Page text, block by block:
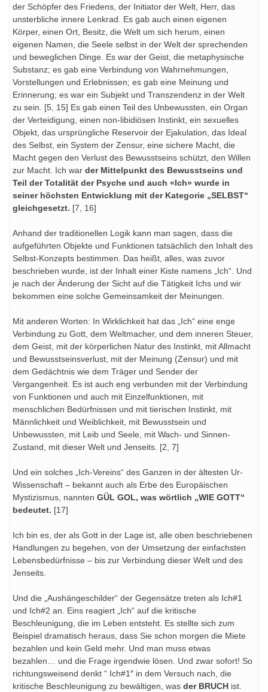
der Schöpfer des Friedens, der Initiator der Welt, Herr, das
unsterbliche innere Lenkrad. Es gab auch einen eigenen
Körper, einen Ort, Besitz, die Welt um sich herum, einen
eigenen Namen, die Seele selbst in der Welt der sprechenden
und beweglichen Dinge. Es war der Geist, die metaphysische
Substanz; es gab eine Verbindung von Wahrnehmungen,
Vorstellungen und Erlebnissen; es gab eine Meinung und
Erinnerung; es war ein Subjekt und Transzendenz in der Welt
zu sein. [5, 15] Es gab einen Teil des Unbewussten, ein Organ
der Verteidigung, einen non-libidiösen Instinkt, ein sexuelles
Objekt, das ursprüngliche Reservoir der Ejakulation, das Ideal
des Selbst, ein System der Zensur, eine sichere Macht, die
Macht gegen den Verlust des Bewusstseins schützt, den Willen
zur Macht. Ich war der Mittelpunkt des Bewusstseins und
Teil der Totalität der Psyche und auch «Ich» wurde in
seiner höchsten Entwicklung mit der Kategorie „SELBST“
gleichgesetzt. [7, 16]
Anhand der traditionellen Logik kann man sagen, dass die
aufgeführten Objekte und Funktionen tatsächlich den Inhalt des
Selbst-Konzepts bestimmen. Das heißt, alles, was zuvor
beschrieben wurde, ist der Inhalt einer Kiste namens „Ich“. Und
je nach der Änderung der Sicht auf die Tätigkeit Ichs und wir
bekommen eine solche Gemeinsamkeit der Meinungen.
Mit anderen Worten: In Wirklichkeit hat das „Ich“ eine enge
Verbindung zu Gott, dem Weltmacher, und dem inneren Steuer,
dem Geist, mit der körperlichen Natur des Instinkt, mit Allmacht
und Bewusstseinsverlust, mit der Meinung (Zensur) und mit
dem Gedächtnis wie dem Träger und Sender der
Vergangenheit. Es ist auch eng verbunden mit der Verbindung
von Funktionen und auch mit Einzelfunktionen, mit
menschlichen Bedürfnissen und mit tierischen Instinkt, mit
Männlichkeit und Weiblichkeit, mit Bewusstsein und
Unbewussten, mit Leib und Seele, mit Wach- und Sinnen-
Zustand, mit dieser Welt und Jenseits. [2, 7]
Und ein solches „Ich-Vereins“ des Ganzen in der ältesten Ur-
Wissenschaft – bekannt auch als Erbe des Europäischen
Mystizismus, nannten GÜL GOL, was wörtlich „WIE GOTT“
bedeutet. [17]
Ich bin es, der als Gott in der Lage ist, alle oben beschriebenen
Handlungen zu begehen, von der Umsetzung der einfachsten
Lebensbedürfnisse – bis zur Verbindung dieser Welt und des
Jenseits.
Und die „Aushängeschilder“ der Gegensätze treten als Ich#1
und Ich#2 an. Eins reagiert „Ich“ auf die kritische
Beschleunigung, die im Leben entsteht. Es stellte sich zum
Beispiel dramatisch heraus, dass Sie schon morgen die Miete
bezahlen und kein Geld mehr. Und man muss etwas
bezahlen… und die Frage irgendwie lösen. Und zwar sofort! So
richtungsweisend denkt “ Ich#1″ in dem Versuch nach, die
kritische Beschleunigung zu bewältigen, was der BRUCH ist.